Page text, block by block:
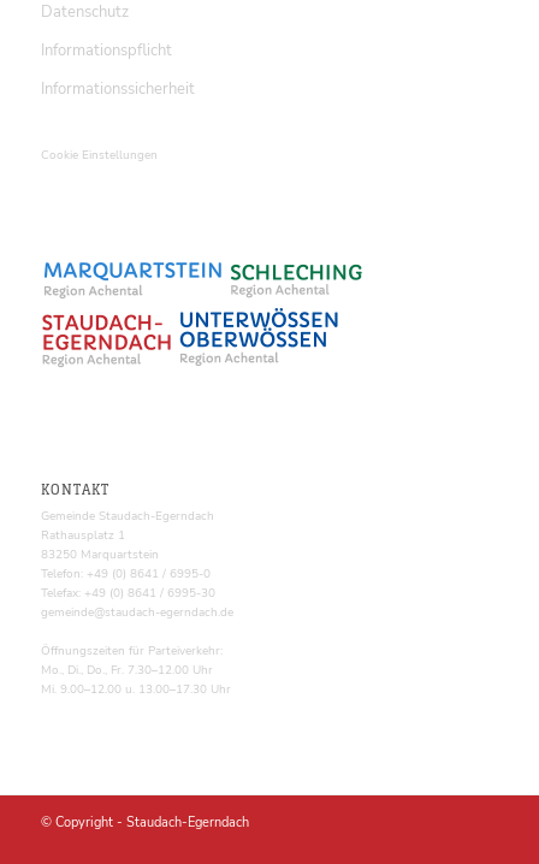
Datenschutz
Informationspflicht
Informationssicherheit
Cookie Einstellungen
KONTAKT
Gemeinde Staudach-Egerndach
Rathausplatz 1
83250 Marquartstein
Telefon: +49 (0) 8641 / 6995-0
Telefax: +49 (0) 8641 / 6995-30
gemeinde@staudach-egerndach.de
Öffnungszeiten für Parteiverkehr:
Mo., Di., Do., Fr. 7.30–12.00 Uhr
Mi. 9.00–12.00 u. 13.00–17.30 Uhr
© Copyright - Staudach-Egerndach